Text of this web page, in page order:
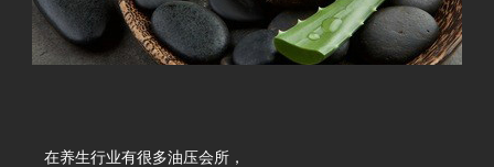
在养生行业有很多油压会所，